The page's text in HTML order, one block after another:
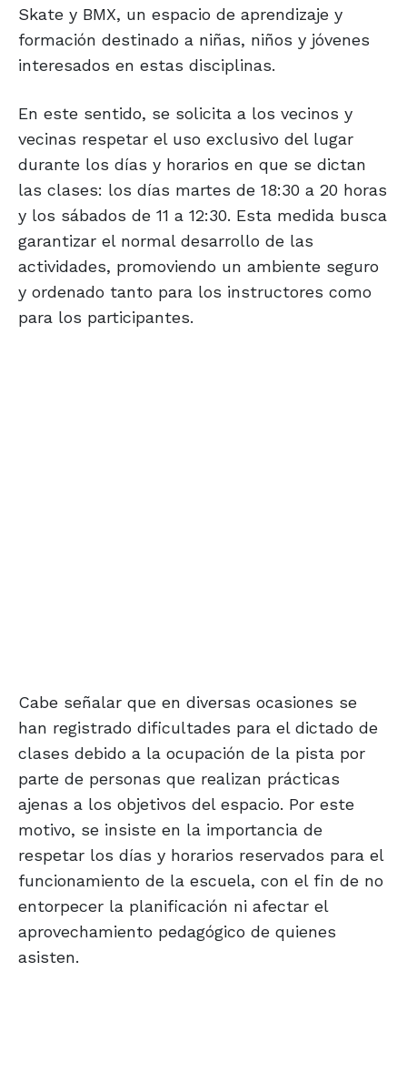
Skate y BMX, un espacio de aprendizaje y
formación destinado a niñas, niños y jóvenes
interesados en estas disciplinas.
En este sentido, se solicita a los vecinos y
vecinas respetar el uso exclusivo del lugar
durante los días y horarios en que se dictan
las clases: los días martes de 18:30 a 20 horas
y los sábados de 11 a 12:30. Esta medida busca
garantizar el normal desarrollo de las
actividades, promoviendo un ambiente seguro
y ordenado tanto para los instructores como
para los participantes.
Cabe señalar que en diversas ocasiones se
han registrado dificultades para el dictado de
clases debido a la ocupación de la pista por
parte de personas que realizan prácticas
ajenas a los objetivos del espacio. Por este
motivo, se insiste en la importancia de
respetar los días y horarios reservados para el
funcionamiento de la escuela, con el fin de no
entorpecer la planificación ni afectar el
aprovechamiento pedagógico de quienes
asisten.